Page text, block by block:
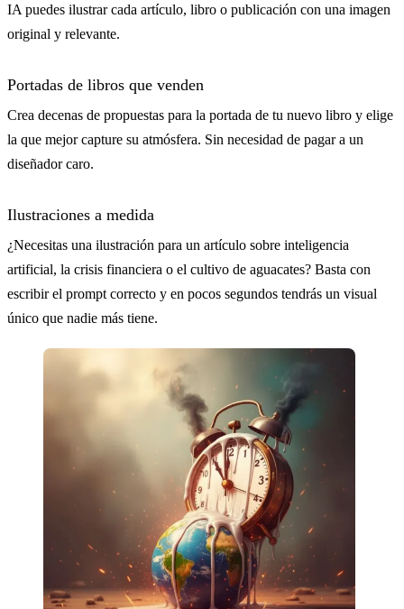
IA puedes ilustrar cada artículo, libro o publicación con una imagen
original y relevante.
Portadas de libros que venden
Crea decenas de propuestas para la portada de tu nuevo libro y elige
la que mejor capture su atmósfera. Sin necesidad de pagar a un
diseñador caro.
Ilustraciones a medida
¿Necesitas una ilustración para un artículo sobre inteligencia
artificial, la crisis financiera o el cultivo de aguacates? Basta con
escribir el prompt correcto y en pocos segundos tendrás un visual
único que nadie más tiene.